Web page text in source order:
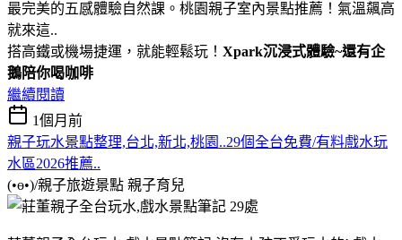
最完美的五感體驗自然課。桃園親子室內景點推薦！氣溫飆高
就來這..
搭高鐵或機場捷運，就能輕鬆玩！ Xpark沉浸式體驗~還有企
鵝陪你喝咖啡
繼續閱讀
1個月前
親子玩水景點整理,台北,新北,桃園..29個全台免費/有料戲水玩
水區2026推薦..
(•ө•)/親子旅遊景點 親子育兒